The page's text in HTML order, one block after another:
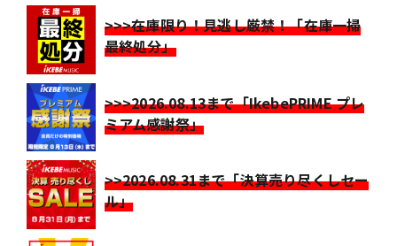
>>>在庫限り！見逃し厳禁！「在庫一掃
最終処分」
>>>2026.08.13まで「IkebePRIME プレ
ミアム感謝祭」
>>2026.08.31まで「決算売り尽くしセー
ル」